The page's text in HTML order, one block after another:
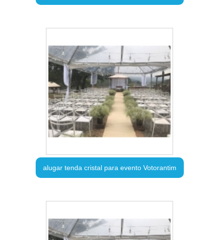
alugar tenda cristal para evento Votorantim